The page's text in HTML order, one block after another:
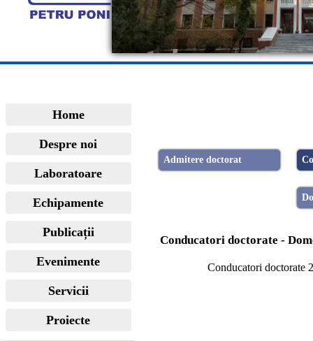
Home
Despre noi
Laboratoare
Echipamente
Publicații
Evenimente
Servicii
Proiecte
Admitere doctorat
Conducatori doctorate -
Conducatori doctorate